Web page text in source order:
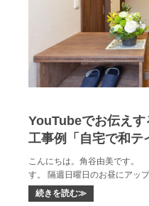
YouTubeでお伝え
工事例「自宅で和テ
こんにちは。角谷由美です。
す。 隔週日曜日のお昼にアッ
続きを読む≫